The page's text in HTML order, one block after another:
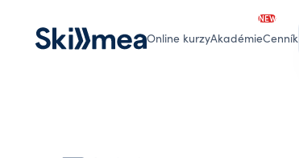
Online kurzyAkadémie
NEW
Cenník